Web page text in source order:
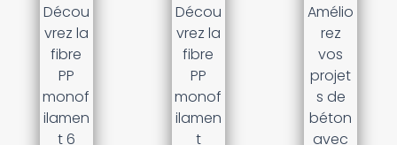
Décou
vrez la
fibre
PP
monof
ilamen
t 6
Décou
vrez la
fibre
PP
monof
ilamen
t
Amélio
rez
vos
projet
s de
béton
avec